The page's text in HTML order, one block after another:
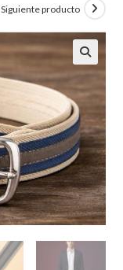
Siguiente producto